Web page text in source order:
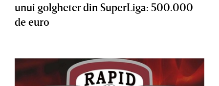
unui golgheter din SuperLiga: 500.000
de euro